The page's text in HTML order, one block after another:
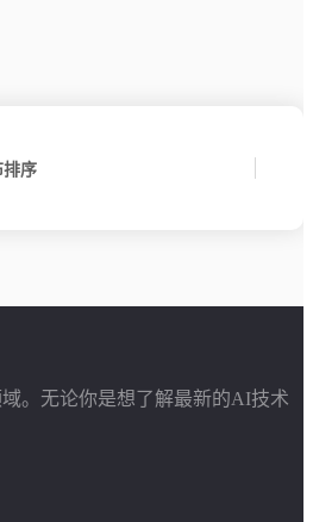
排序
。无论你是想了解最新的AI技术